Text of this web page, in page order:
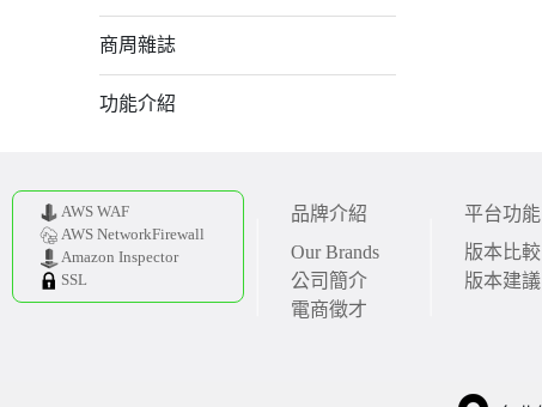
商周雜誌
功能介紹
AWS WAF
AWS NetworkFirewall
Amazon Inspector
SSL
品牌介紹
Our Brands
公司簡介
電商徵才
平台功能
版本比較
版本建議